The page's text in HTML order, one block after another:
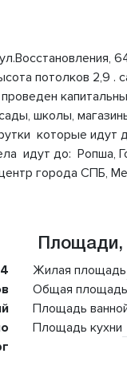
потолков 2,9
школы,
которые идут
идут до: Ропша,
города СПБ,
Площади,
Жилая площадь
Общая площадь
Площадь
Площадь кухни